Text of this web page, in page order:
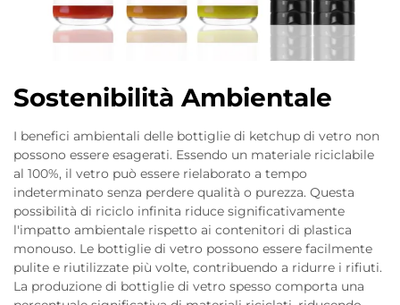
Sostenibilità Ambientale
I benefici ambientali delle bottiglie di ketchup di vetro non
possono essere esagerati. Essendo un materiale riciclabile
al 100%, il vetro può essere rielaborato a tempo
indeterminato senza perdere qualità o purezza. Questa
possibilità di riciclo infinita riduce significativamente
l'impatto ambientale rispetto ai contenitori di plastica
monouso. Le bottiglie di vetro possono essere facilmente
pulite e riutilizzate più volte, contribuendo a ridurre i rifiuti.
La produzione di bottiglie di vetro spesso comporta una